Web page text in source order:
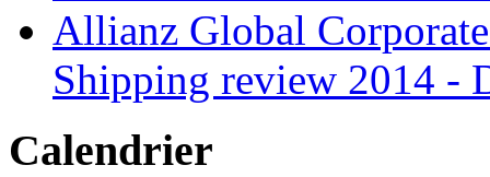
Allianz Global
Shipping review 2014 -
Calendrier